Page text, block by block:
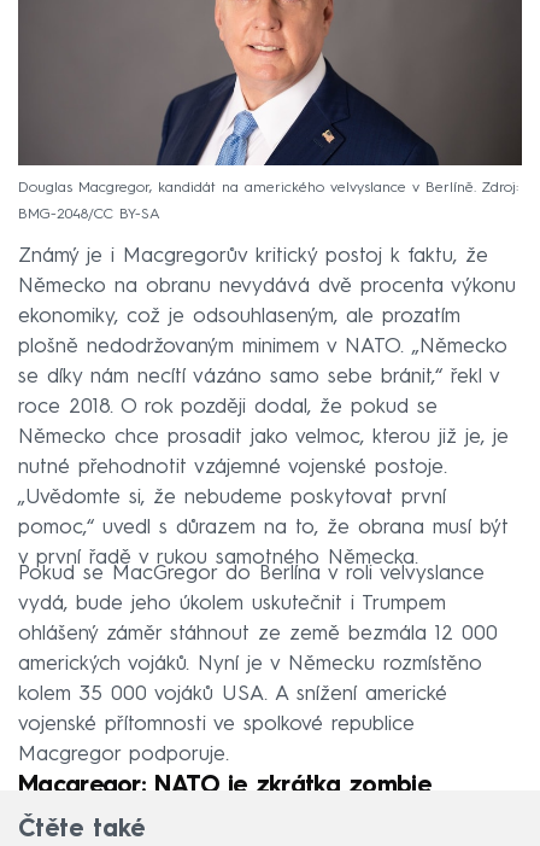
Douglas Macgregor, kandidát na amerického velvyslance v Berlíně. Zdroj:
BMG-2048/CC BY-SA
Známý je i Macgregorův kritický postoj k faktu, že
Německo na obranu nevydává dvě procenta výkonu
ekonomiky, což je odsouhlaseným, ale prozatím
plošně nedodržovaným minimem v NATO. „Německo
se díky nám necítí vázáno samo sebe bránit,“ řekl v
roce 2018. O rok později dodal, že pokud se
Německo chce prosadit jako velmoc, kterou již je, je
nutné přehodnotit vzájemné vojenské postoje.
„Uvědomte si, že nebudeme poskytovat první
pomoc,“ uvedl s důrazem na to, že obrana musí být
v první řadě v rukou samotného Německa.
Pokud se MacGregor do Berlína v roli velvyslance
vydá, bude jeho úkolem uskutečnit i Trumpem
ohlášený záměr stáhnout ze země bezmála 12 000
amerických vojáků. Nyní je v Německu rozmístěno
kolem 35 000 vojáků USA. A snížení americké
vojenské přítomnosti ve spolkové republice
Macgregor podporuje.
Macgregor: NATO je zkrátka zombie
Čtěte také